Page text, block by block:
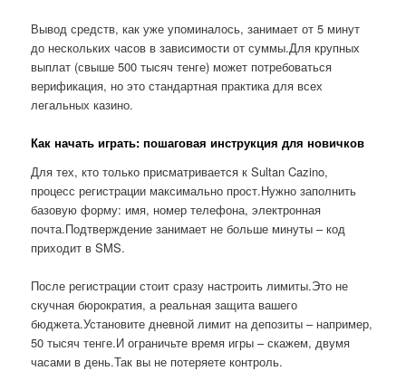
Вывод средств, как уже упоминалось, занимает от 5 минут
до нескольких часов в зависимости от суммы.Для крупных
выплат (свыше 500 тысяч тенге) может потребоваться
верификация, но это стандартная практика для всех
легальных казино.
Как начать играть: пошаговая инструкция для новичков
Для тех, кто только присматривается к Sultan Cazino,
процесс регистрации максимально прост.Нужно заполнить
базовую форму: имя, номер телефона, электронная
почта.Подтверждение занимает не больше минуты – код
приходит в SMS.
После регистрации стоит сразу настроить лимиты.Это не
скучная бюрократия, а реальная защита вашего
бюджета.Установите дневной лимит на депозиты – например,
50 тысяч тенге.И ограничьте время игры – скажем, двумя
часами в день.Так вы не потеряете контроль.